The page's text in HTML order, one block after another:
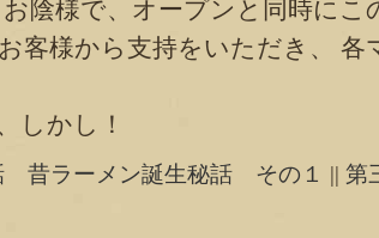
陰様で、オープンと同時に
客様から支持をいただき、
しかし！
昔ラーメン誕生秘話 その１ || 第